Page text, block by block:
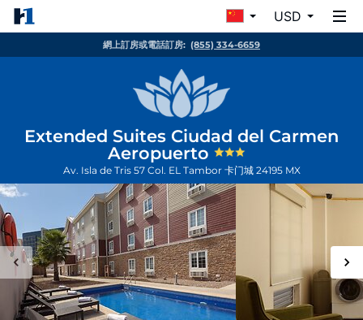
USD
網上訂房或電話訂房: (855) 334-6659
Extended Suites Ciudad del Carmen
Aeropuerto
Av. Isla de Tris 57 Col. EL Tambor 卡门城 24195 MX